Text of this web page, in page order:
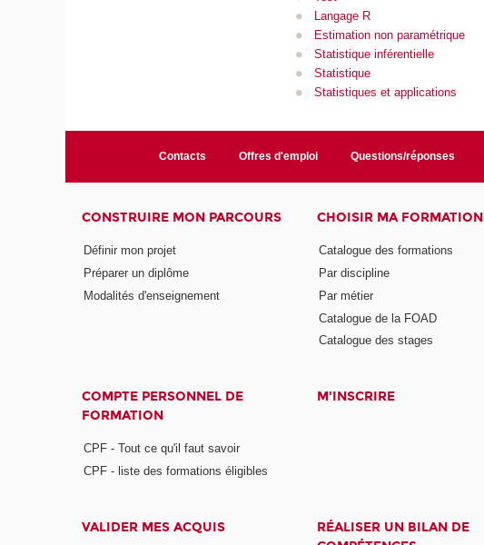
Langage R
Estimation non paramétrique
Statistique inférentielle
Statistique
Statistiques et applications
Contacts Offres d'emploi Questions/réponses
CONSTRUIRE MON PARCOURS
Définir mon projet
Préparer un diplôme
Modalités d'enseignement
CHOISIR MA FORMATION
Catalogue des formations
Par discipline
Par métier
Catalogue de la FOAD
Catalogue des stages
COMPTE PERSONNEL DE
FORMATION
CPF - Tout ce qu'il faut savoir
CPF - liste des formations éligibles
M'INSCRIRE
VALIDER MES ACQUIS
RÉALISER UN BILAN DE